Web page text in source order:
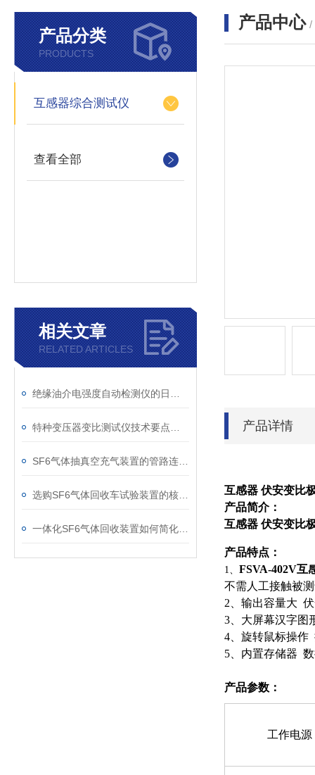
产品分类
PRODUCTS
互感器综合测试仪
查看全部
相关文章
RELATED ARTICLES
产品中心 /
产品详情
互感器 伏安变比
产品简介：
互感器 伏安变比
产品特点：
1、 FSVA-402V互
不需人工接触被
2、输出容量大
3、大屏幕汉字图
4、旋转鼠标操作
5、内置存储器
产品参数：
工作电源